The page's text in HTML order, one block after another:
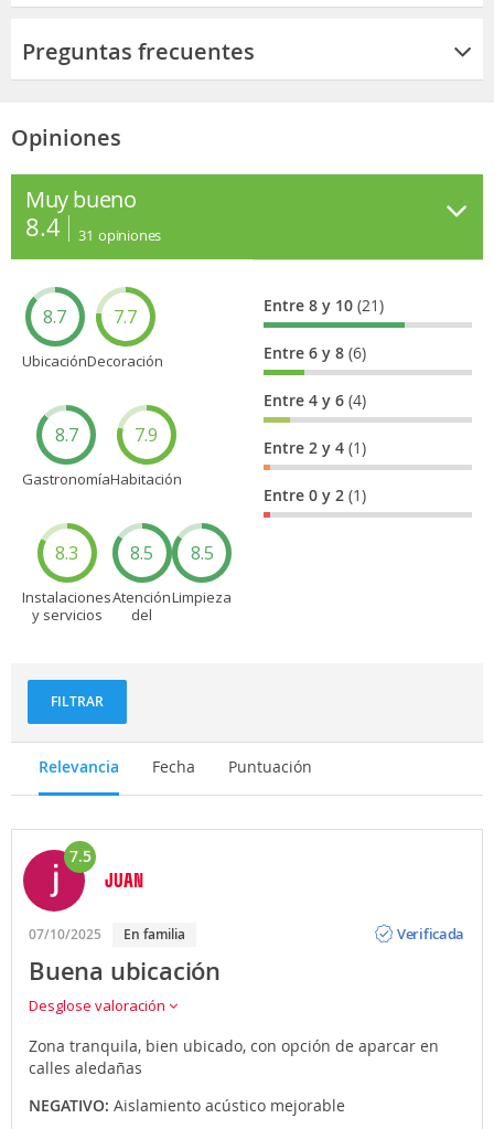
Preguntas frecuentes
Opiniones
Muy bueno
8.4 31 opiniones
8.7
Ubicación
7.7
Decoración
8.7
Gastronomía
7.9
Habitación
8.3
Instalaciones
y servicios
8.5
Atención
del
8.5
Limpieza
Entre 8 y 10(21)
Entre 6 y 8(6)
Entre 4 y 6(4)
Entre 2 y 4(1)
Entre 0 y 2(1)
FILTRAR
Relevancia Fecha Puntuación
7.5
JUAN
07/10/2025 En familia
Verificada
Buena ubicación
Desglose valoración
Zona tranquila, bien ubicado, con opción de aparcar en
calles aledañas
NEGATIVO: Aislamiento acústico mejorable